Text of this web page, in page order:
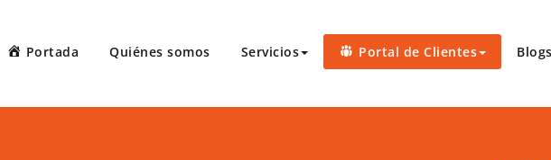
ofrece servicios de taquígrafos de récord en Puerto Rico, para transcripciones
Portada Quiénes somos Servicios Portal de Clientes Blogs